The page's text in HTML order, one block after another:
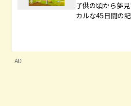
子供の頃から夢
カルな45日間の記
AD